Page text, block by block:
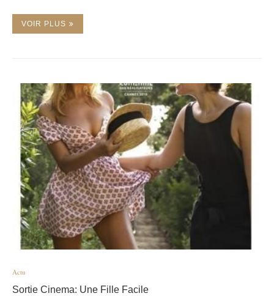
VOIR PLUS
Actu
Sortie Cinema: Une Fille Facile